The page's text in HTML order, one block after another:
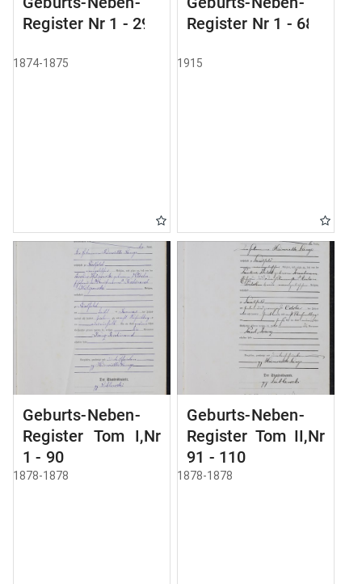
Register Nr 1 - 29
1874-1875
Register Nr 1 - 68
1915
Geburts-Neben-
Register Tom I,Nr
1 - 90
1878-1878
Geburts-Neben-
Register Tom II,Nr
91 - 110
1878-1878